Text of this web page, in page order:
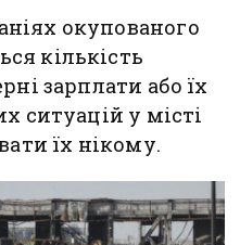
окупованого
кількість
зарплати або їх
ситуацій у місті
їх нікому.